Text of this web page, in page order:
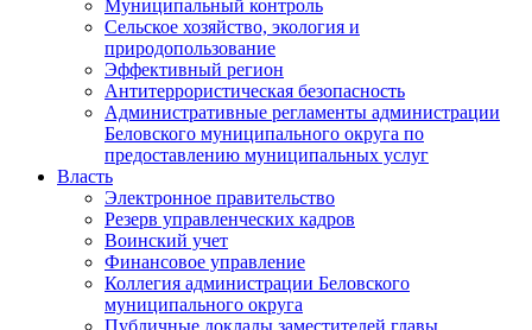
Муниципальный контроль
Сельское хозяйство, экология и
природопользование
Эффективный регион
Антитеррористическая безопасность
Административные регламенты администрации
Беловского муниципального округа по
предоставлению муниципальных услуг
Власть
Электронное правительство
Резерв управленческих кадров
Воинский учет
Финансовое управление
Коллегия администрации Беловского
муниципального округа
Публичные доклады заместителей главы